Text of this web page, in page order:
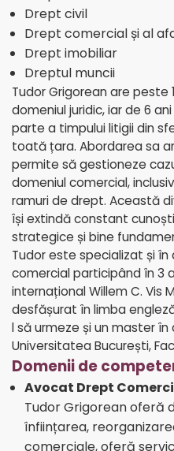
Drept civil
Drept comercial și al
Drept imobiliar
Dreptul muncii
Tudor Grigorean are peste
domeniul juridic, iar de 6
parte a timpului litigii din
toată țara. Abordarea sa
permite să gestioneze
domeniul comercial,
ramuri de drept. Această
își extindă constant
strategice și bine
Tudor este specializat și în
comercial participând în 3
internațional Willem C. Vis
desfășurat în limba
l să urmeze și un master
Universitatea București,
Domenii de
Avocat Drept
Tudor Grigorean oferă
înființarea,
comerciale, oferă